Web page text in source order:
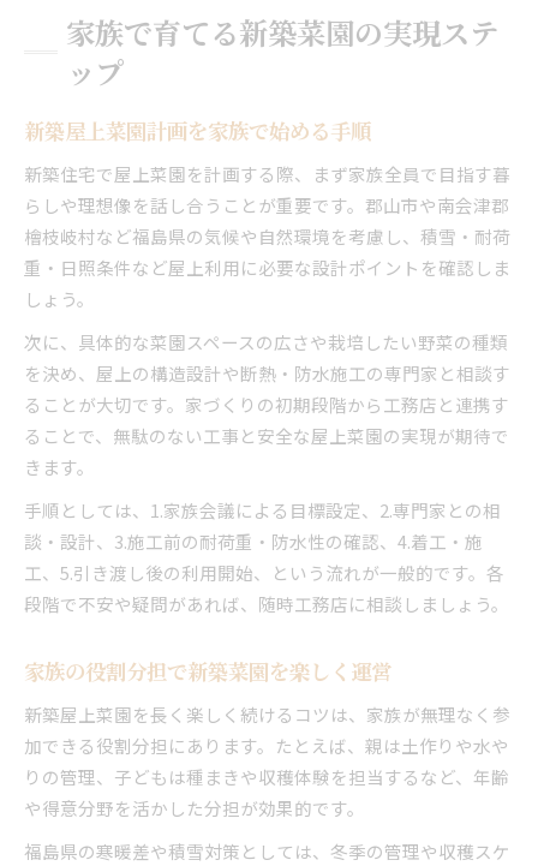
家族で育てる新築菜園の実現ステ
ップ
新築屋上菜園計画を家族で始める手順
新築住宅で屋上菜園を計画する際、まず家族全員で目指す暮
らしや理想像を話し合うことが重要です。郡山市や南会津郡
檜枝岐村など福島県の気候や自然環境を考慮し、積雪・耐荷
重・日照条件など屋上利用に必要な設計ポイントを確認しま
しょう。
次に、具体的な菜園スペースの広さや栽培したい野菜の種類
を決め、屋上の構造設計や断熱・防水施工の専門家と相談す
ることが大切です。家づくりの初期段階から工務店と連携す
ることで、無駄のない工事と安全な屋上菜園の実現が期待で
きます。
手順としては、1.家族会議による目標設定、2.専門家との相
談・設計、3.施工前の耐荷重・防水性の確認、4.着工・施
工、5.引き渡し後の利用開始、という流れが一般的です。各
段階で不安や疑問があれば、随時工務店に相談しましょう。
家族の役割分担で新築菜園を楽しく運営
新築屋上菜園を長く楽しく続けるコツは、家族が無理なく参
加できる役割分担にあります。たとえば、親は土作りや水や
りの管理、子どもは種まきや収穫体験を担当するなど、年齢
や得意分野を活かした分担が効果的です。
福島県の寒暖差や積雪対策としては、冬季の管理や収穫スケ